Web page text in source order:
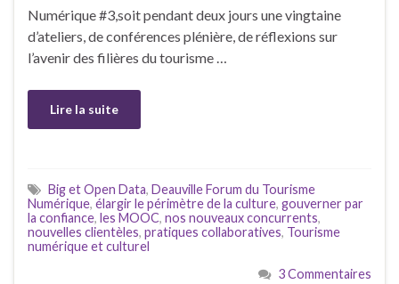
Numérique #3,soit pendant deux jours une vingtaine
d’ateliers, de conférences plénière, de réflexions sur
l’avenir des filières du tourisme …
Lire la suite
Big et Open Data, Deauville Forum du Tourisme
Numérique, élargir le périmètre de la culture, gouverner par
la confiance, les MOOC, nos nouveaux concurrents,
nouvelles clientèles, pratiques collaboratives, Tourisme
numérique et culturel
3 Commentaires